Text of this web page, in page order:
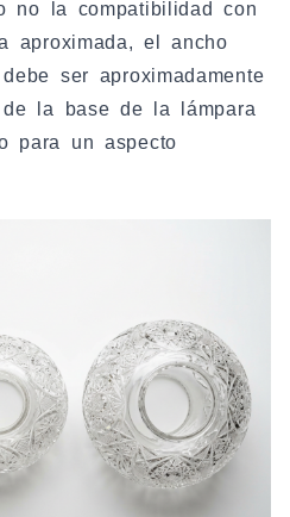
no la compatibilidad con
aproximada, el ancho
ser aproximadamente
la base de la lámpara
para un aspecto